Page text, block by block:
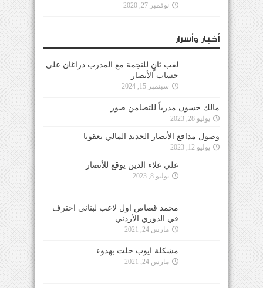
نوفمبر 27, 2020
أخبار وأسرار
لقب ثانٍ للنجمة مع المدرب دراغان على
حساب الأنصار
سبتمبر 15, 2024
مالك حسون مدرباً للتضامن صور
يوليو 28, 2023
وصول مدافع الأنصار الجديد المالي يعقوبا
يوليو 12, 2023
علي علاء الدين يوقع للأنصار
يوليو 8, 2023
محمد قصاص اول لاعب لبناني احترف
في الدوري الأردني
مارس 24, 2021
مشكلة ايوب حلت بهدوء
مارس 24, 2021